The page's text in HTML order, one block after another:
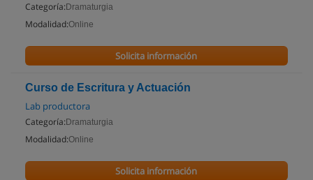
Categoría: Dramaturgia
Modalidad:Online
Solicita información
Curso de Escritura y Actuación
Lab productora
Categoría: Dramaturgia
Modalidad:Online
Solicita información